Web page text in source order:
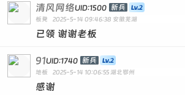
清风网络UID:1500 新兵
板凳 2025-5-14 09:46:38 安徽芜湖
已领 谢谢老板
91UID:1740 新兵
地板 2025-5-14 10:06:55 湖北鄂州
感谢